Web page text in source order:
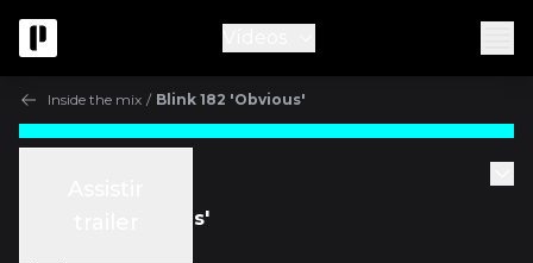
Inside the mix / Blink 182 'Obvious'
Blink 182 'Obvious'